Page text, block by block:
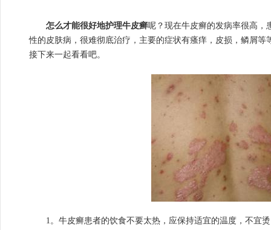
怎么才能很好地护理牛皮癣呢？现在牛皮癣的发病率很高，
性的皮肤病，很难彻底治疗，主要的症状有瘙痒，皮损，鳞屑等
接下来一起看看吧。
1。牛皮癣患者的饮食不要太热，应保持适宜的温度，不宜烫